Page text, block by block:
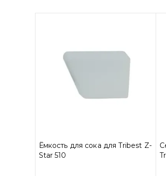
Ёмкость для сока для Tribest Z-
Star 510